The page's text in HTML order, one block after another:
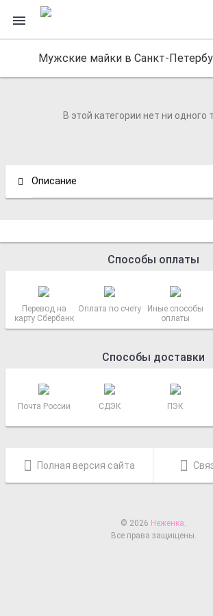
Мужские майки в Санкт-
В этой категории нет ни одного
Описание
Способы оплаты
Перевод на
карту Сбербанк
Оплата по счету
Иные способы
оплаты
Способы доставки
Почта России СДЭК ПЭК
Полная версия сайта
© 2026 Неженка.
Все права защищены.